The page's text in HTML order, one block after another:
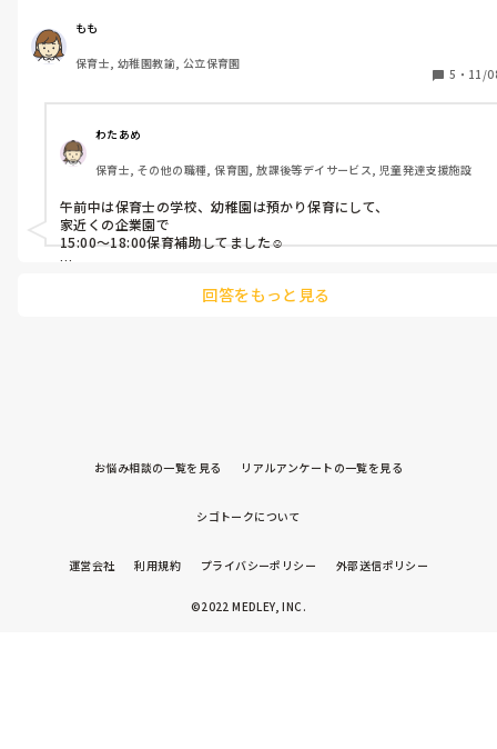
もも
保育士, 幼稚園教諭, 公立保育園
5 ・ 11/
わたあめ
保育士, その他の職種, 保育園, 放課後等デイサービス, 児童発達支援施設
午前中は保育士の学校、幼稚園は預かり保育にして、
家近くの企業園で
15:00〜18:00保育補助してました☺️
回答をもっと見る
お悩み相談の一覧を見る リアルアンケートの一覧を見る
シゴトークについて
運営会社 利用規約 プライバシーポリシー 外部送信ポリシー
©2022 MEDLEY, INC.